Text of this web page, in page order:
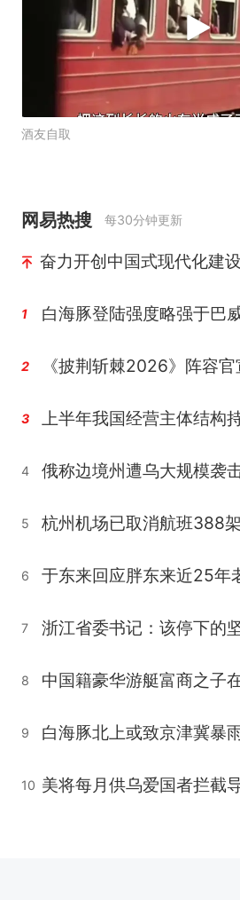
酒友自取
网易热搜 每30分钟更新
奋力开创中国式现代化建
1 白海豚登陆强度略强于巴
2 《披荆斩棘2026》阵容官
3
4
5 杭州机场已取消航班388
6
7
8
9 白海豚北上或致京津冀暴
10 美将每月供乌爱国者拦截